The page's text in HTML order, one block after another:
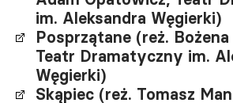
im. Aleksandra Węgierki)
Posprzątane (reż.
Teatr Dramatyczny im.
Węgierki)
Skąpiec (reż. Tomasz